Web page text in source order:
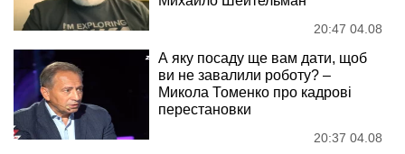
20:47 04.08
А яку посаду ще вам дати, щоб
ви не завалили роботу? –
Микола Томенко про кадрові
перестановки
20:37 04.08